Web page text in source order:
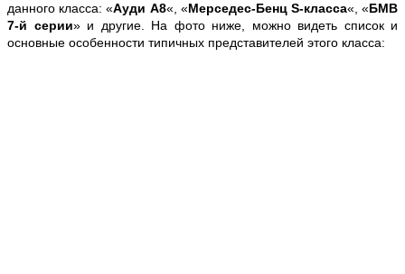
данного класса: «Ауди А8«, «Мерседес-Бенц S-класса«, «БМВ
7-й серии» и другие. На фото ниже, можно видеть список и
основные особенности типичных представителей этого класса: